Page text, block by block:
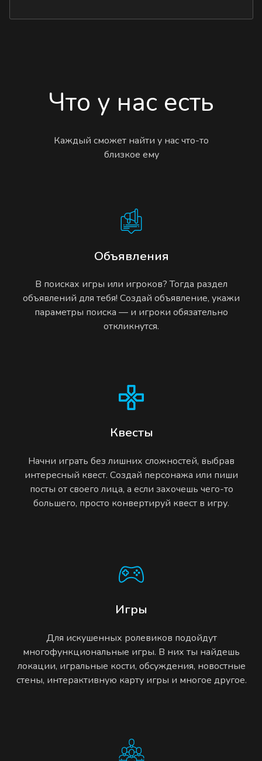
Что у нас есть
Каждый сможет найти у нас что-то
близкое ему
Объявления
В поисках игры или игроков? Тогда раздел
объявлений для тебя! Создай объявление, укажи
параметры поиска — и игроки обязательно
откликнутся.
Квесты
Начни играть без лишних сложностей, выбрав
интересный квест. Создай персонажа или пиши
посты от своего лица, а если захочешь чего-то
большего, просто конвертируй квест в игру.
Игры
Для искушенных ролевиков подойдут
многофункциональные игры. В них ты найдешь
локации, игральные кости, обсуждения, новостные
стены, интерактивную карту игры и многое другое.